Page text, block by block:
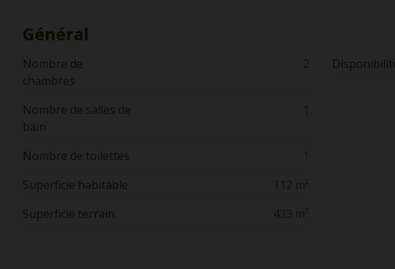
Général
Nombre de
chambres
2
Nombre de salles de
bain
1
Nombre de toilettes
1
Superficie habitable
112 m²
Superficie terrain
433 m²